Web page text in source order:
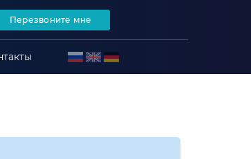
Перезвоните мне